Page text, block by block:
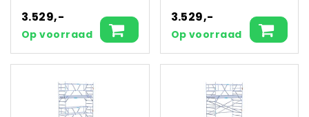
3.529,-
Op voorraad
3.529,-
Op voorraad